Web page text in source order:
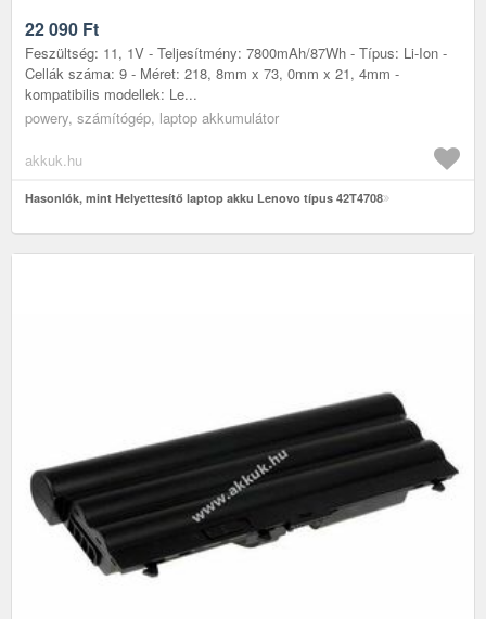
22 090 Ft
Feszültség: 11, 1V - Teljesítmény: 7800mAh/87Wh - Típus: Li-Ion -
Cellák száma: 9 - Méret: 218, 8mm x 73, 0mm x 21, 4mm -
kompatibilis modellek: Le...
powery, számítógép, laptop akkumulátor
akkuk.hu
Hasonlók, mint Helyettesítő laptop akku Lenovo típus 42T4708